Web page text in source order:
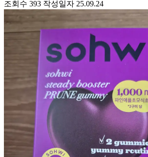
조회수 393 작성일자 25.09.24